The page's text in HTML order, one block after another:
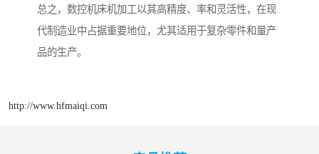
总之，数控机床机加工以其高精度、率和灵活性，在现
代制造业中占据重要地位，尤其适用于复杂零件和量产
品的生产。
http://www.hfmaiqi.com